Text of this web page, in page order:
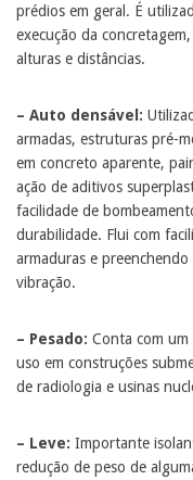
prédios em geral. É
execução da
alturas e distâncias.
– Auto densável:
armadas, estruturas pré-
em concreto aparente,
ação de aditivos
facilidade de
durabilidade. Flui com
armaduras e
vibração.
– Pesado: Conta com
uso em construções
de radiologia e usinas
– Leve: Importante
redução de peso de